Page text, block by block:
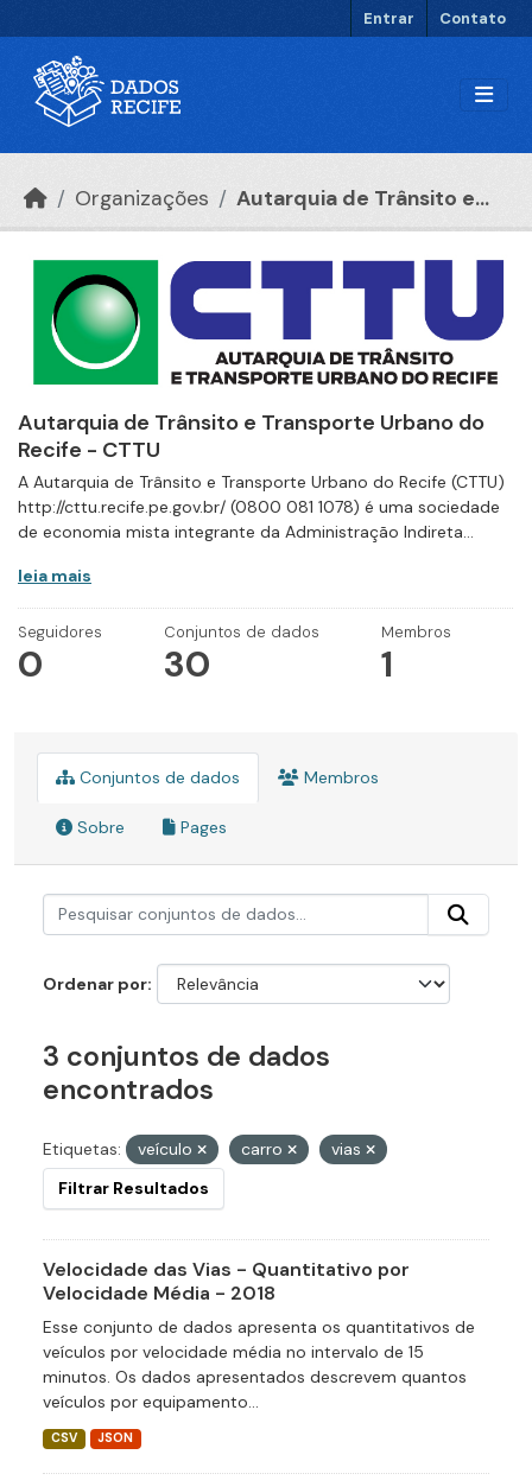
Entrar Contato
Organizações Autarquia de Trânsito e...
Autarquia de Trânsito e Transporte Urbano do
Recife - CTTU
A Autarquia de Trânsito e Transporte Urbano do Recife (CTTU)
http://cttu.recife.pe.gov.br/ (0800 081 1078) é uma sociedade
de economia mista integrante da Administração Indireta...
leia mais
Seguidores
0
Conjuntos de dados
30
Membros
1
Conjuntos de dados Membros
Sobre Pages
Ordenar por
3 conjuntos de dados
encontrados
Etiquetas: veículo carro
vias
Filtrar Resultados
Velocidade das Vias - Quantitativo por
Velocidade Média - 2018
Esse conjunto de dados apresenta os quantitativos de
veículos por velocidade média no intervalo de 15
minutos. Os dados apresentados descrevem quantos
veículos por equipamento...
CSV JSON